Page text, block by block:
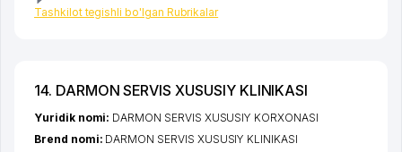
Tashkilot tegishli bo'lgan Rubrikalar
14. DARMON SERVIS XUSUSIY KLINIKASI
Yuridik nomi: DARMON SERVIS XUSUSIY KORXONASI
Brend nomi: DARMON SERVIS XUSUSIY KLINIKASI